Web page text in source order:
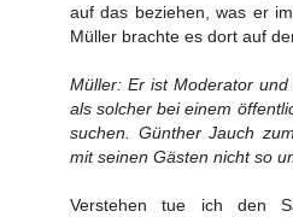
auf das beziehen, was er im
Müller brachte es dort auf
Müller: Er ist Moderator
als solcher bei einem
suchen. Günther Jauch
mit seinen Gästen nicht so
Verstehen tue ich den